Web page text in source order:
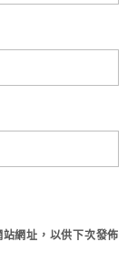
網址，以供下次發佈